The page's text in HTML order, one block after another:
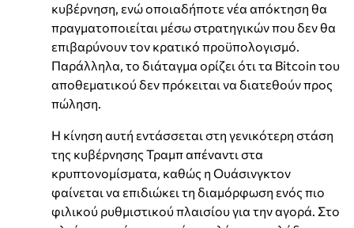
κυβέρνηση, ενώ οποιαδήποτε νέα απόκτηση θα
πραγματοποιείται μέσω στρατηγικών που δεν θα
επιβαρύνουν τον κρατικό προϋπολογισμό.
Παράλληλα, το διάταγμα ορίζει ότι τα Bitcoin του
αποθεματικού δεν πρόκειται να διατεθούν προς
πώληση.
Η κίνηση αυτή εντάσσεται στη γενικότερη στάση
της κυβέρνησης Τραμπ απέναντι στα
κρυπτονομίσματα, καθώς η Ουάσινγκτον
φαίνεται να επιδιώκει τη διαμόρφωση ενός πιο
φιλικού ρυθμιστικού πλαισίου για την αγορά. Στο